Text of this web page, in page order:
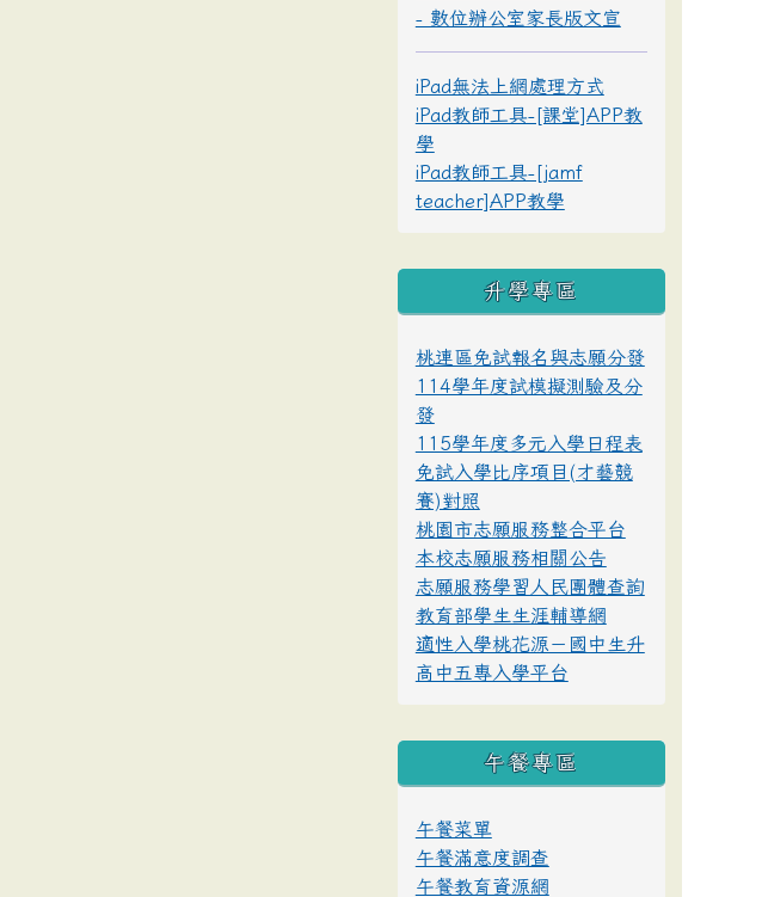
- 數位辦公室家長版文宣
iPad無法上網處理方式
iPad教師工具-[課堂]APP教
學
iPad教師工具-[jamf
teacher]APP教學
升學專區
桃連區免試報名與志願分發
114學年度試模擬測驗及分
發
115學年度多元入學日程表
免試入學比序項目(才藝競
賽)對照
桃園市志願服務整合平台
本校志願服務相關公告
志願服務學習人民團體查詢
教育部學生生涯輔導網
適性入學桃花源－國中生升
高中五專入學平台
午餐專區
午餐菜單
午餐滿意度調查
午餐教育資源網